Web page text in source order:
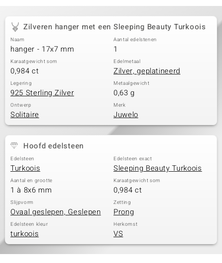
Zilveren hanger met een Sleeping Beauty Turkoois
Naam
hanger - 17x7 mm
Aantal edelstenen
1
Karaatgewicht som
0,984 ct
Edelmetaal
Zilver, geplatineerd
Legering
925 Sterling Zilver
Metaalgewicht
0,63 g
Ontwerp
Solitaire
Merk
Juwelo
Hoofd edelsteen
Edelsteen
Turkoois
Edelsteen exact
Sleeping Beauty Turkoois
Aantal en grootte
1 à 8x6 mm
Karaatgewicht som
0,984 ct
Slijpvorm
Ovaal geslepen, Geslepen
Zetting
Prong
Edelsteen kleur
turkoois
Herkomst
VS